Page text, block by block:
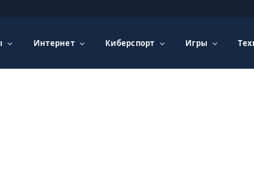
Интернет Киберспорт Игры